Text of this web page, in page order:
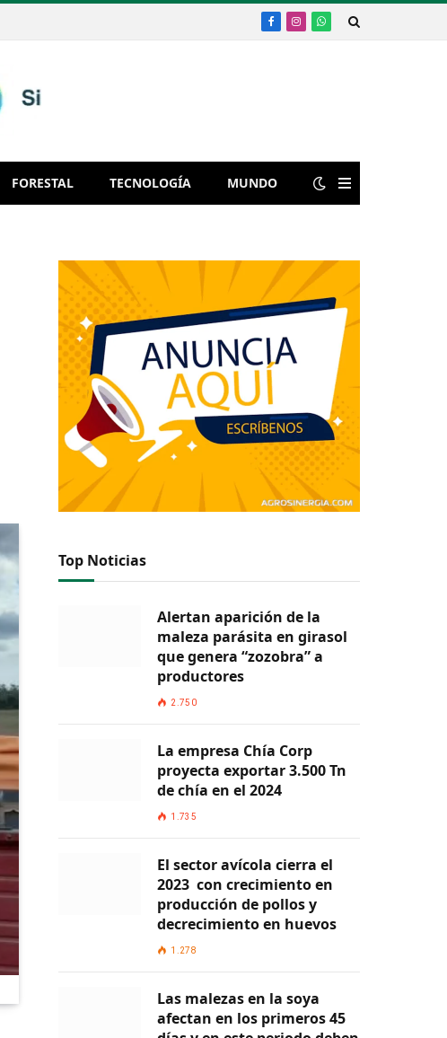
Facebook
Instagram
WhatsApp
FORESTAL TECNOLOGÍA MUNDO
Top Noticias
Alertan aparición de la
maleza parásita en girasol
que genera “zozobra” a
productores
2.750
La empresa Chía Corp
proyecta exportar 3.500 Tn
de chía en el 2024
1.735
El sector avícola cierra el
2023 con crecimiento en
producción de pollos y
decrecimiento en huevos
1.278
Las malezas en la soya
afectan en los primeros 45